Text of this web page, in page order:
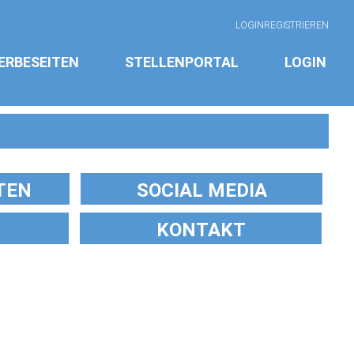
LOGIN REGISTRIEREN
STELLENPORTAL LOGIN
SOCIAL MEDIA
KONTAKT